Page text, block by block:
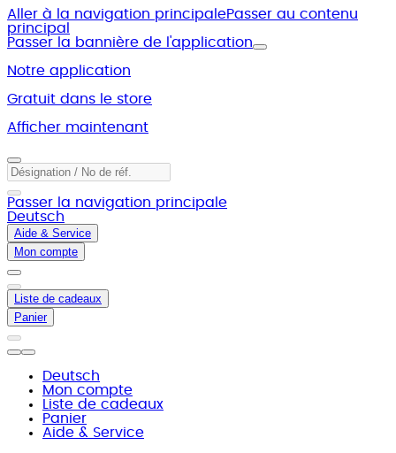
Aller à la navigation principalePasser au contenu
principal
Passer la bannière de l'application
Notre application
Gratuit dans le store
Afficher maintenant
Passer la navigation principale
Deutsch
Aide & Service
Mon compte
Liste de cadeaux
Panier
Deutsch
Mon compte
Liste de cadeaux
Panier
Aide & Service